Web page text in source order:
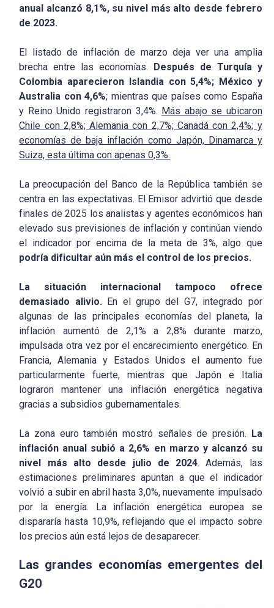
anual alcanzó 8,1%, su nivel más alto desde febrero
de 2023.
El listado de inflación de marzo deja ver una amplia
brecha entre las economías. Después de Turquía y
Colombia aparecieron Islandia con 5,4%; México y
Australia con 4,6%; mientras que países como España
y Reino Unido registraron 3,4%. Más abajo se ubicaron
Chile con 2,8%; Alemania con 2,7%; Canadá con 2,4%; y
economías de baja inflación como Japón, Dinamarca y
Suiza, esta última con apenas 0,3%.
La preocupación del Banco de la República también se
centra en las expectativas. El Emisor advirtió que desde
finales de 2025 los analistas y agentes económicos han
elevado sus previsiones de inflación y continúan viendo
el indicador por encima de la meta de 3%, algo que
podría dificultar aún más el control de los precios.
La situación internacional tampoco ofrece
demasiado alivio. En el grupo del G7, integrado por
algunas de las principales economías del planeta, la
inflación aumentó de 2,1% a 2,8% durante marzo,
impulsada otra vez por el encarecimiento energético. En
Francia, Alemania y Estados Unidos el aumento fue
particularmente fuerte, mientras que Japón e Italia
lograron mantener una inflación energética negativa
gracias a subsidios gubernamentales.
La zona euro también mostró señales de presión. La
inflación anual subió a 2,6% en marzo y alcanzó su
nivel más alto desde julio de 2024. Además, las
estimaciones preliminares apuntan a que el indicador
volvió a subir en abril hasta 3,0%, nuevamente impulsado
por la energía. La inflación energética europea se
dispararía hasta 10,9%, reflejando que el impacto sobre
los precios aún está lejos de desaparecer.
Las grandes economías emergentes del
G20